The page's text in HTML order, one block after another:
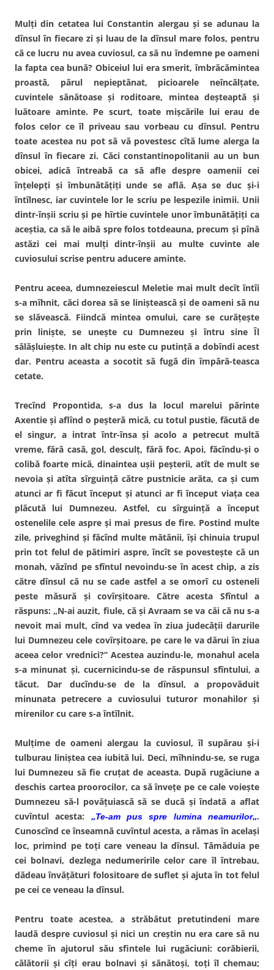
Mulţi din cetatea lui Constantin alergau şi se adunau la
dînsul în fiecare zi şi luau de la dînsul mare folos, pentru
că ce lucru nu avea cuviosul, ca să nu îndemne pe oameni
la fapta cea bună? Obiceiul lui era smerit, îmbrăcămintea
proastă, părul nepieptănat, picioarele neîncălţate,
cuvintele sănătoase şi roditoare, mintea deşteaptă şi
luătoare aminte. Pe scurt, toate mişcările lui erau de
folos celor ce îl priveau sau vorbeau cu dînsul. Pentru
toate acestea nu pot să vă povestesc cîtă lume alerga la
dînsul în fiecare zi. Căci constantinopolitanii au un bun
obicei, adică întreabă ca să afle despre oamenii cei
înţelepţi şi îmbunătăţiţi unde se află. Aşa se duc şi-i
întîlnesc, iar cuvintele lor le scriu pe lespezile inimii. Unii
dintr-înşii scriu şi pe hîrtie cuvintele unor îmbunătăţiţi ca
aceştia, ca să le aibă spre folos totdeauna, precum şi pînă
astăzi cei mai mulţi dintr-înşii au multe cuvinte ale
cuviosului scrise pentru aducere aminte.
Pentru aceea, dumnezeiescul Meletie mai mult decît întîi
s-a mîhnit, căci dorea să se liniştească şi de oameni să nu
se slăvească. Fiindcă mintea omului, care se curăţeşte
prin linişte, se uneşte cu Dumnezeu şi întru sine Îl
sălăşluieşte. In alt chip nu este cu putinţă a dobîndi acest
dar. Pentru aceasta a socotit să fugă din împără-teasca
cetate.
Trecînd Propontida, s-a dus la locul marelui părinte
Axentie şi aflînd o peşteră mică, cu totul pustie, făcută de
el singur, a intrat într-însa şi acolo a petrecut multă
vreme, fără casă, gol, desculţ, fără foc. Apoi, făcîndu-şi o
colibă foarte mică, dinaintea uşii peşterii, atît de mult se
nevoia şi atîta sîrguinţă către pustnicie arăta, ca şi cum
atunci ar fi făcut început şi atunci ar fi început viaţa cea
plăcută lui Dumnezeu. Astfel, cu sîrguinţă a început
ostenelile cele aspre şi mai presus de fire. Postind multe
zile, priveghind şi făcînd multe mătănii, îşi chinuia trupul
prin tot felul de pătimiri aspre, încît se povesteşte că un
monah, văzînd pe sfîntul nevoindu-se în acest chip, a zis
către dînsul că nu se cade astfel a se omorî cu osteneli
peste măsură şi covîrşitoare. Către acesta Sfîntul a
răspuns: „N-ai auzit, fiule, că şi Avraam se va căi că nu s-a
nevoit mai mult, cînd va vedea în ziua judecăţii darurile
lui Dumnezeu cele covîrşitoare, pe care le va dărui în ziua
aceea celor vrednici?” Acestea auzindu-le, monahul acela
s-a minunat şi, cucernicindu-se de răspunsul sfîntului, a
tăcut. Dar ducîndu-se de la dînsul, a propovăduit
minunata petrecere a cuviosului tuturor monahilor şi
mirenilor cu care s-a întîlnit.
Mulţime de oameni alergau la cuviosul, îl supărau şi-i
tulburau liniştea cea iubită lui. Deci, mîhnindu-se, se ruga
lui Dumnezeu să fie cruţat de aceasta. După rugăciune a
deschis cartea proorocilor, ca să înveţe pe ce cale voieşte
Dumnezeu să-l povăţuiască să se ducă şi îndată a aflat
cuvîntul acesta: „Te-am pus spre lumina neamurilor„.
Cunoscînd ce înseamnă cuvîntul acesta, a rămas în acelaşi
loc, primind pe toţi care veneau la dînsul. Tămăduia pe
cei bolnavi, dezlega nedumeririle celor care îl întrebau,
dădeau învăţături folositoare de suflet şi ajuta în tot felul
pe cei ce veneau la dînsul.
Pentru toate acestea, a străbătut pretutindeni mare
laudă despre cuviosul şi nici un creştin nu era care să nu
cheme în ajutorul său sfintele lui rugăciuni: corăbierii,
călătorii şi cîţi erau bolnavi şi sănătoşi, toţi îl chemau;